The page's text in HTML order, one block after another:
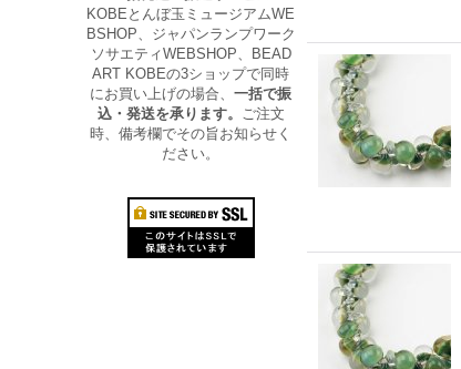
KOBEとんぼ玉ミュージアムWE
BSHOP、ジャパンランプワーク
ソサエティWEBSHOP、BEAD
ART KOBEの3ショップで同時
にお買い上げの場合、一括で振
込・発送を承ります。 ご注文
時、備考欄でその旨お知らせく
ださい。